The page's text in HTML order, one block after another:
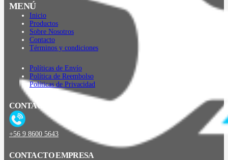
MENÚ
Inicio
Productos
Sobre Nosotros
Contacto
Términos y condiciones
Políticas de Envío
Política de Reembolso
Políticas de Privacidad
CONTACTO
+56 9 8600 5643
CONTACTO EMPRESA